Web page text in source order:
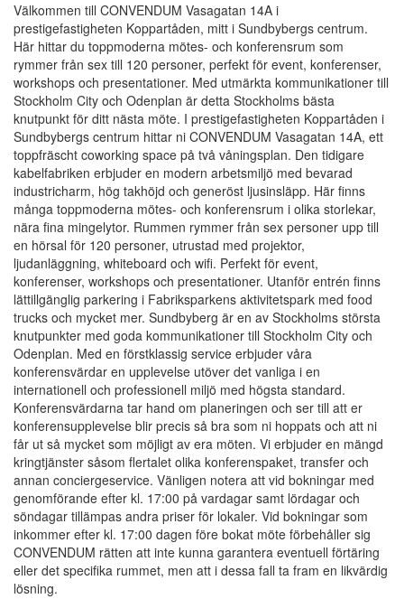
Välkommen till CONVENDUM Vasagatan 14A i
prestigefastigheten Koppartåden, mitt i Sundbybergs centrum.
Här hittar du toppmoderna mötes- och konferensrum som
rymmer från sex till 120 personer, perfekt för event, konferenser,
workshops och presentationer. Med utmärkta kommunikationer till
Stockholm City och Odenplan är detta Stockholms bästa
knutpunkt för ditt nästa möte. I prestigefastigheten Koppartåden i
Sundbybergs centrum hittar ni CONVENDUM Vasagatan 14A, ett
toppfräscht coworking space på två våningsplan. Den tidigare
kabelfabriken erbjuder en modern arbetsmiljö med bevarad
industricharm, hög takhöjd och generöst ljusinsläpp. Här finns
många toppmoderna mötes- och konferensrum i olika storlekar,
nära fina mingelytor. Rummen rymmer från sex personer upp till
en hörsal för 120 personer, utrustad med projektor,
ljudanläggning, whiteboard och wifi. Perfekt för event,
konferenser, workshops och presentationer. Utanför entrén finns
lättillgänglig parkering i Fabriksparkens aktivitetspark med food
trucks och mycket mer. Sundbyberg är en av Stockholms största
knutpunkter med goda kommunikationer till Stockholm City och
Odenplan. Med en förstklassig service erbjuder våra
konferensvärdar en upplevelse utöver det vanliga i en
internationell och professionell miljö med högsta standard.
Konferensvärdarna tar hand om planeringen och ser till att er
konferensupplevelse blir precis så bra som ni hoppats och att ni
får ut så mycket som möjligt av era möten. Vi erbjuder en mängd
kringtjänster såsom flertalet olika konferenspaket, transfer och
annan conciergeservice. Vänligen notera att vid bokningar med
genomförande efter kl. 17:00 på vardagar samt lördagar och
söndagar tillämpas andra priser för lokaler. Vid bokningar som
inkommer efter kl. 17:00 dagen före bokat möte förbehåller sig
CONVENDUM rätten att inte kunna garantera eventuell förtäring
eller det specifika rummet, men att i dessa fall ta fram en likvärdig
lösning.